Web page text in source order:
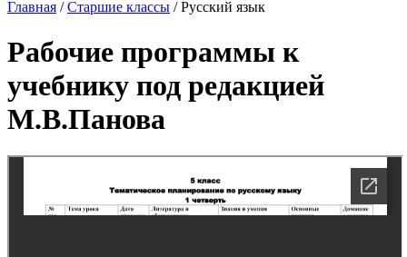
Главная /Старшие классы /Русский язык
Рабочие программы к
учебнику под редакцией
М.В.Панова